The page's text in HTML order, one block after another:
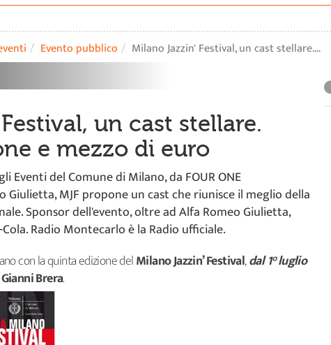
Evento pubblico Milano Jazzin' Festival, un cast stellare.…
un cast stellare.
e mezzo di euro
Eventi del Comune di Milano, da FOUR ONE
Giulietta, MJF propone un cast che riunisce il meglio della
Sponsor dell'evento, oltre ad Alfa Romeo Giulietta,
Radio Montecarlo è la Radio ufficiale.
con la quinta edizione delMilano Jazzin’ Festival,dal 1° luglio
Brera.